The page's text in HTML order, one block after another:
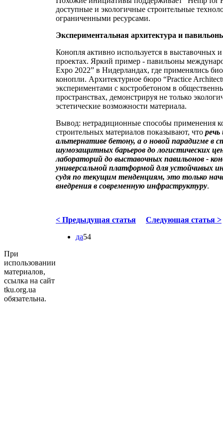
доступные и экологичные строительные
ограниченными ресурсами.
Экспериментальная архитектура и
Конопля активно используется в выставочных
проектах. Яркий пример - павильоны
Expo 2022” в Нидерландах, где применялись
конопли. Архитектурное бюро “Practice
экспериментами с костробетоном в
пространствах, демонстрируя не только
эстетические возможности материала.
Вывод: нетрадиционные способы применения
строительных материалов показывают, что
альтернативе бетону, а о новой парадигме в
шумозащитных барьеров до логистических
лабораторий до выставочных павильонов -
универсальной платформой для устойчивых
судя по текущим тенденциям, это только
внедрения в современную инфраструктуру.
< Предыдущая статья
Следующая статья >
да54
При
использовании
материалов,
ссылка на сайт
tku.org.ua
обязательна.